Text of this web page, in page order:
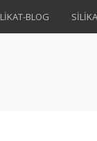
BLOG